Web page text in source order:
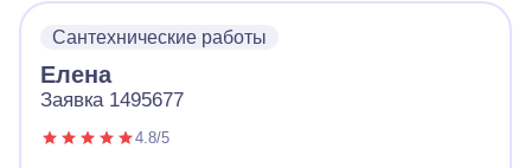
Сантехнические работы
Елена
Заявка 1495677
4.8/5